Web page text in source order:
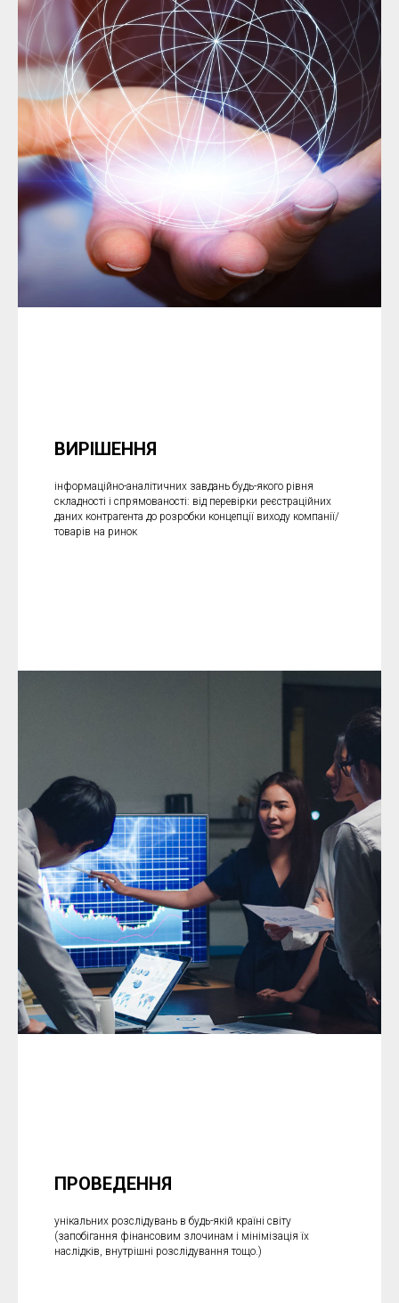
ВИРІШЕННЯ
інформаційно-аналітичних завдань будь-якого рівня
складності і спрямованості: від перевірки реєстраційних
даних контрагента до розробки концепції виходу компанії/
товарів на ринок
ПРОВЕДЕННЯ
унікальних розслідувань в будь-якій країні світу
(запобігання фінансовим злочинам і мінімізація їх
наслідків, внутрішні розслідування тощо.)